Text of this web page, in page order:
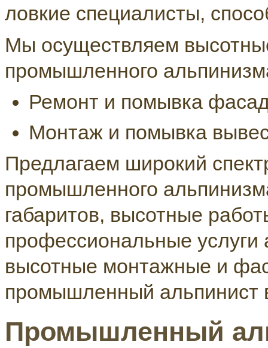
ловкие специалисты,
Мы осуществляем
промышленного
Ремонт и помывка
Монтаж и помывка
Предлагаем широкий
промышленного
габаритов, высотные
профессиональные
высотные монтажные и
промышленный альпинист
Промышленный